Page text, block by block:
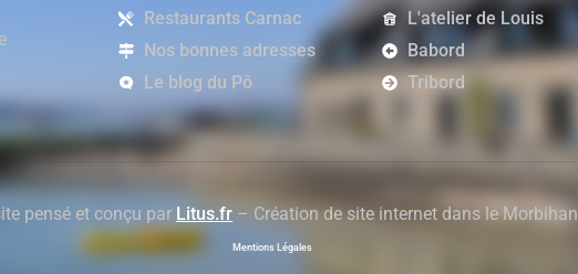
Restaurants Carnac
Nos bonnes adresses
Le blog du Pô
L'atelier de Louis
Babord
Tribord
pensé et conçu par Litus.fr – Création de site internet dans le Morbihan
Mentions Légales